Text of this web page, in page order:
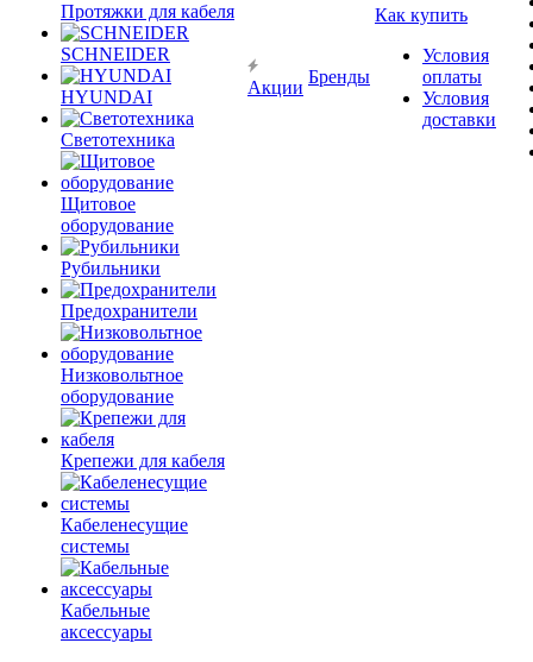
Протяжки для кабеля
SCHNEIDER
HYUNDAI
Светотехника
Щитовое
оборудование
Рубильники
Предохранители
Низковольтное
оборудование
Крепежи для кабеля
Кабеленесущие
системы
Кабельные
аксессуары
Акции
Бренды
Как купить
Условия
оплаты
Условия
доставки